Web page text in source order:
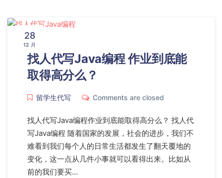
28
12 月
找人代写Java编程 作业到底能
取得高分么？
留学生代写 Comments are closed
找人代写Java编程作业到底能取得高分么？ 找人代
写Java编程 随着国家的发展，社会的进步，我们不
难看到我们每个人的日常生活都发生了翻天覆地的
变化，这一点从几件小事就可以看得出来。比如从
前的我们要买…